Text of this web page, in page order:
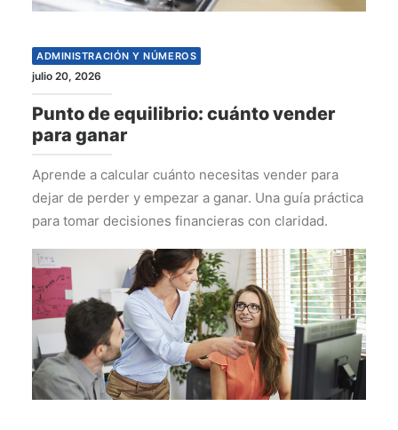
ADMINISTRACIÓN Y NÚMEROS
julio 20, 2026
Punto de equilibrio: cuánto vender
para ganar
Aprende a calcular cuánto necesitas vender para
dejar de perder y empezar a ganar. Una guía práctica
para tomar decisiones financieras con claridad.